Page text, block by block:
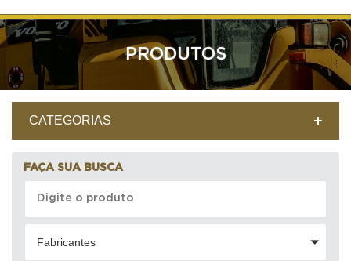
PRODUTOS
CATEGORIAS
FAÇA SUA BUSCA
Fabricantes